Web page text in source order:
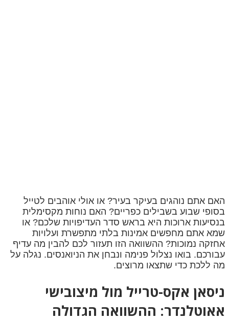
האם אתם נוהגים בעיקר בעיר? או אולי אוהבים לטייל
בסופי שבוע בשבילים כפריים? האם נוחות מקסימלית
בנסיעות ארוכות היא בראש סדר העדיפויות שלכם? או
שמא אתם מחפשים אמינות בלתי מתפשרת ועלויות
אחזקה נמוכות? ההשוואה הזו תעזור לכם להבין מה עדיף
עבורכם. בואו נצלול פנימה ונבחן את הניואנסים. נגלה על
מה ללכת כדי שתצאו מרוצים.
ניסאן אקס-טרייל מול מיצובישי
אאוטלנדר: ההשוואה הגדולה